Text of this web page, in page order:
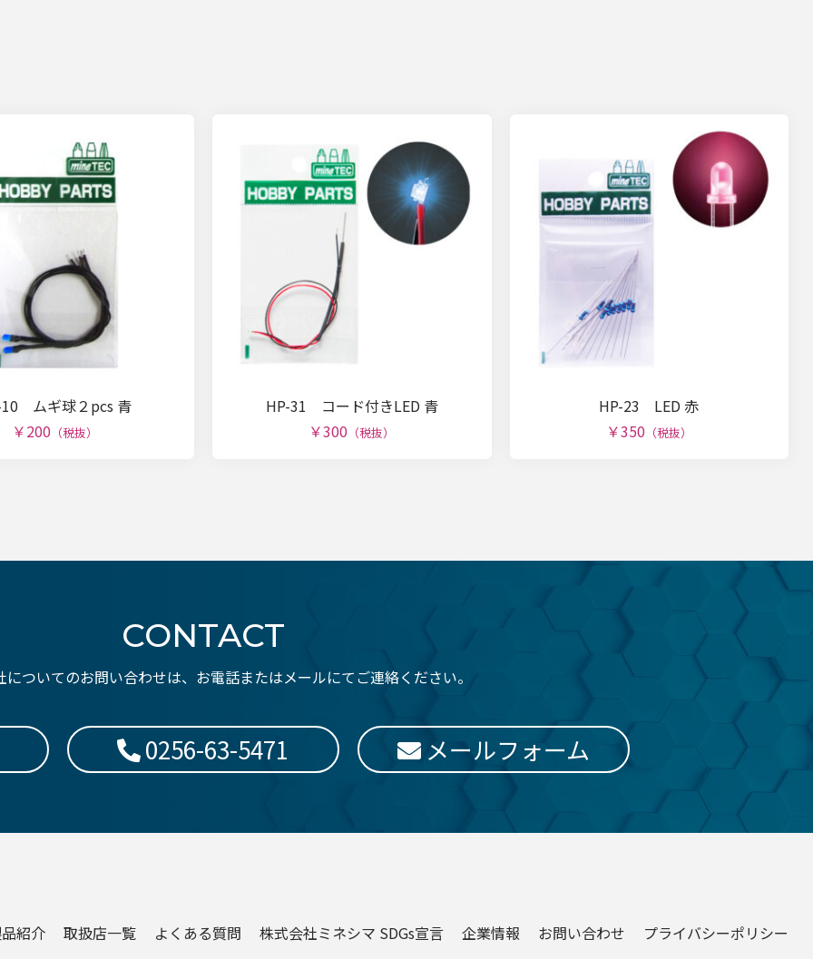
10 ムギ球２pcs 青
￥200（税抜）
HP-31 コード付きLED 青
￥300 （税抜）
HP-23 LED 赤
￥350（税抜）
CONTACT
についてのお問い合わせは、お電話またはメールにてご連絡ください。
0256-63-5471 メールフォーム
紹介 取扱店一覧 よくある質問 株式会社ミネシマ SDGs宣言 企業情報 お問い合わせ プライバシーポリシー